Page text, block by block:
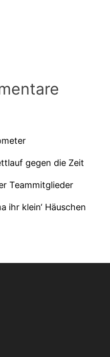
gegen die Zeit
Teammitglieder
ihr klein‘ Häuschen